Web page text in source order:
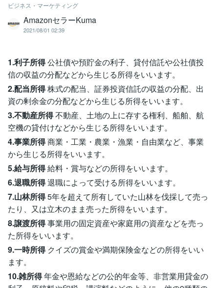
ビジネス・マーケティング
AmazonセラーKuma
2021/08/01 02:39
1.利子所得公社債や預貯金の利子、貸付信託や公社債投
信の収益の分配などから生じる所得をいいます。
2.配当所得株式の配当、証券投資信託の収益の分配、出
資の剰余金の分配などから生じる所得をいいます。
3.不動産所得不動産、土地の上に存する権利、船舶、航
空機の貸付けなどから生じる所得をいいます。
4.事業所得商業・工業・農業・漁業・自由業など、事業
から生じる所得をいいます。
5.給与所得給料・賞与などの所得をいいます。
6.退職所得退職によって受ける所得をいいます。
7.山林所得5年を超えて所有していた山林を伐採して売っ
たり、又は立木のまま売った所得をいいます。
8.譲渡所得事業用の固定資産や家庭用の資産などを売っ
た所得をいいます。
9.一時所得クイズの賞金や満期保険金などの所得をいい
ます。
10.雑所得年金や恩給などの公的年金等、非営業用貸金の